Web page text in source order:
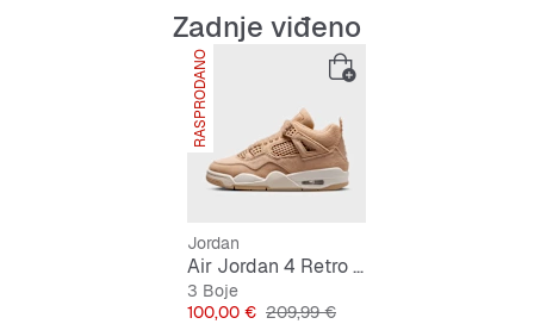
suptilnost bez odricanja od stila i naslijeđa—ženstveni
zaokret s zrelijim izrazom.Zadnje viđeno
RASPRODANO
Jordan
Air Jordan 4 Retro "Cozy Girl"
3 Boje
Cijena
100,00 € Originalna cijena
209,99 €